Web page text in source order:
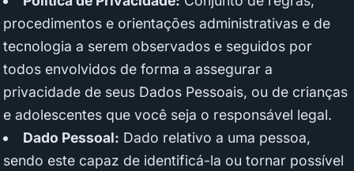
procedimentos e orientações administrativas e de
tecnologia a serem observados e seguidos por
todos envolvidos de forma a assegurar a
privacidade de seus Dados Pessoais, ou de crianças
e adolescentes que você seja o responsável legal.
Dado Pessoal: Dado relativo a uma pessoa,
sendo este capaz de identificá-la ou tornar possível